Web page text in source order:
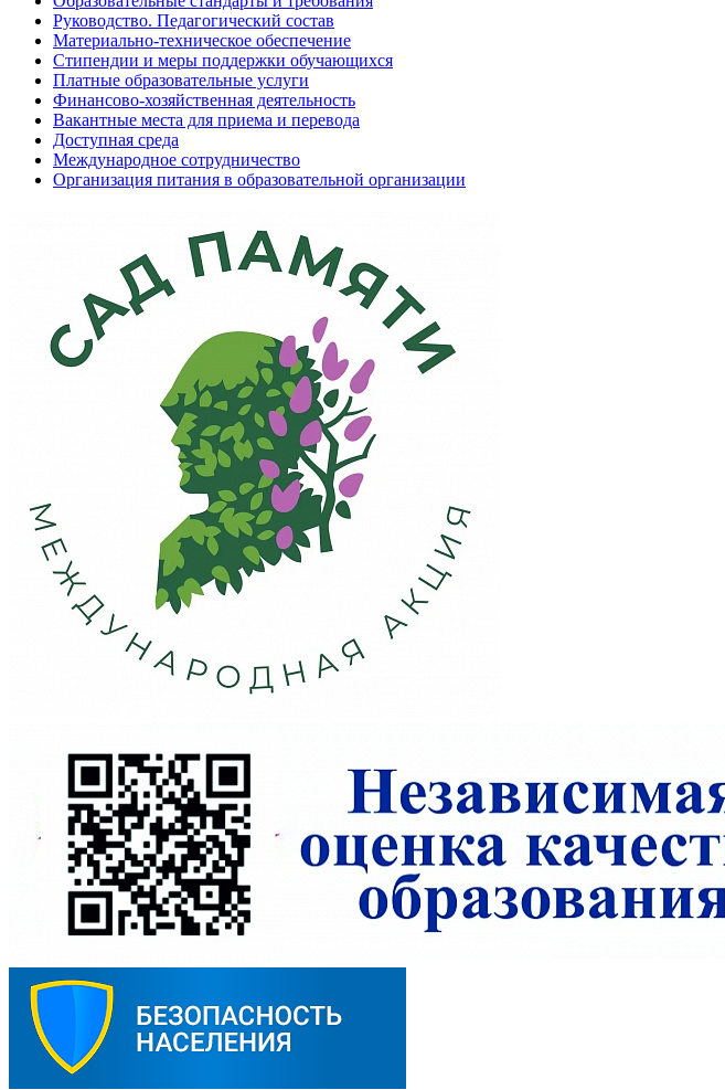
Руководство. Педагогический состав
Материально-техническое обеспечение
Стипендии и меры поддержки обучающихся
Платные образовательные услуги
Финансово-хозяйственная деятельность
Вакантные места для приема и перевода
Доступная среда
Международное сотрудничество
Организация питания в образовательной организации